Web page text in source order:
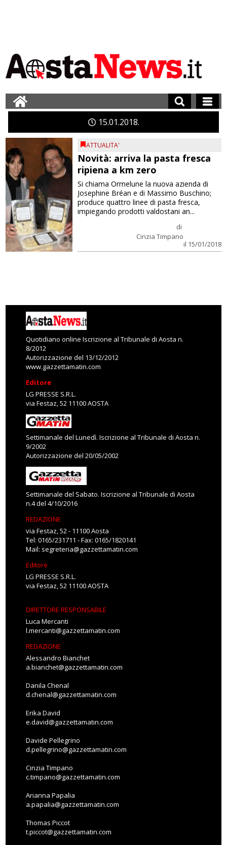
1501 2018
ATTUALITA'
Novità: arriva la pasta fresca
ripiena a km zero
di
Cinzia Timpano
il 15/01/2018
Si chiama Ormelune la nuova azienda di
Josephine Bréan e di Massimo Buschino;
produce quattro linee di pasta fresca,
impiegando prodotti valdostani an...
Quotidiano online Iscrizione al Tribunale di Aosta n.
8/2012
Autorizzazione del 13/12/2012
www.gazzettamatin.com
Editore
LG PRESSE S.R.L.
via Festaz, 52 11100 AOSTA
Settimanale del Lunedì. Iscrizione al Tribunale di Aosta n.
9/2002
Autorizzazione del 20/05/2002
Settimanale del Sabato. Iscrizione al Tribunale di Aosta
n.4 del 4/10/2016
REDAZIONE
via Festaz, 52 - 11100 Aosta
Tel: 0165/231711 - Fax: 0165/1820141
Mail: segreteria@gazzettamatin.com
Editore
LG PRESSE S.R.L.
via Festaz, 52 11100 AOSTA
DIRETTORE RESPONSABILE
Luca Mercanti
l.mercanti@gazzettamatin.com
REDAZIONE
Alessandro Bianchet
a.bianchet@gazzettamatin.com
Danila Chenal
d.chenal@gazzettamatin.com
Erika David
e.david@gazzettamatin.com
Davide Pellegrino
d.pellegrino@gazzettamatin.com
Cinzia Timpano
c.timpano@gazzettamatin.com
Arianna Papalia
a.papalia@gazzettamatin.com
Thomas Piccot
t.piccot@gazzettamatin.com